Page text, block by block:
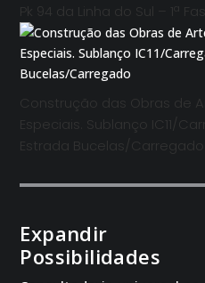
Pk 94 da Linha do Sul – 1ª
Construção das Obras de
Especiais. Sublanço IC11/
Estrada Bucelas/Carregado
Expandir
Possibilidades